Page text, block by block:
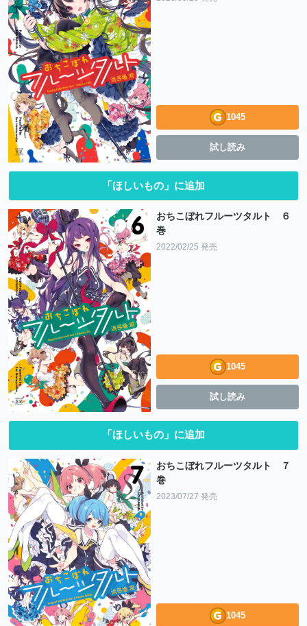
1045
試し読み
「ほしいもの」に追加
おちこぼれフルーツタルト ６
巻
2022/02/25 発売
1045
試し読み
「ほしいもの」に追加
おちこぼれフルーツタルト ７
巻
2023/07/27 発売
1045